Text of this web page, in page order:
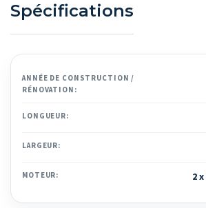
Spécifications
ANNÉE DE CONSTRUCTION /
RÉNOVATION:
LONGUEUR:
LARGEUR:
MOTEUR: 2